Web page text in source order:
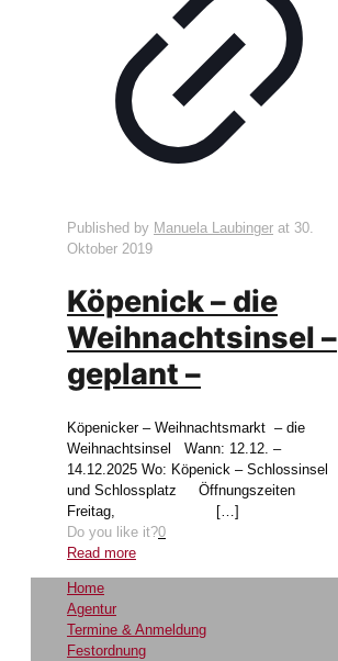
Published by Manuela Laubinger at 30.
Oktober 2019
Köpenick – die
Weihnachtsinsel –
geplant –
Köpenicker – Weihnachtsmarkt – die
Weihnachtsinsel Wann: 12.12. –
14.12.2025 Wo: Köpenick – Schlossinsel
und Schlossplatz Öffnungszeiten
Freitag,
[…]
Do you like it?0
Read more
Home
Agentur
Termine & Anmeldung
Festordnung